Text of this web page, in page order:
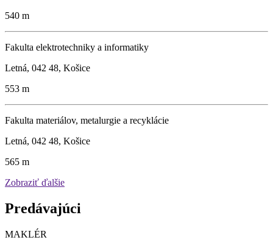
540 m
Fakulta elektrotechniky a informatiky
Letná, 042 48, Košice
553 m
Fakulta materiálov, metalurgie a recyklácie
Letná, 042 48, Košice
565 m
Zobraziť ďalšie
Predávajúci
MAKLÉR